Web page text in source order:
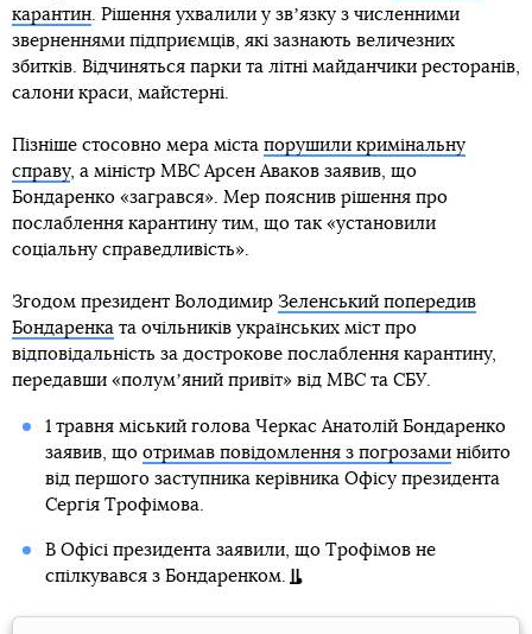
карантин. Рішення ухвалили у звʼязку з численними
зверненнями підприємців, які зазнають величезних
збитків. Відчиняться парки та літні майданчики ресторанів,
салони краси, майстерні.
Пізніше стосовно мера міста порушили кримінальну
справу, а міністр МВС Арсен Аваков заявив, що
Бондаренко «загрався». Мер пояснив рішення про
послаблення карантину тим, що так «установили
соціальну справедливість».
Згодом президент Володимир Зеленський попередив
Бондаренка та очільників українських міст про
відповідальність за дострокове послаблення карантину,
передавши «полумʼяний привіт» від МВС та СБУ.
1 травня міський голова Черкас Анатолій Бондаренко
заявив, що отримав повідомлення з погрозаминібито
від першого заступника керівника Офісу президента
Сергія Трофімова.
В Офісі президента заявили, що Трофімов не
спілкувався з Бондаренком.